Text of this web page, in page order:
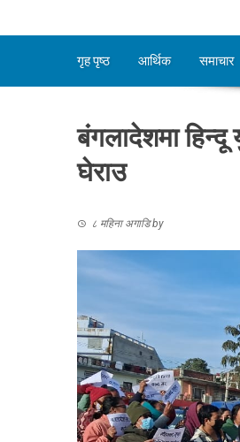
गृह पृष्ठ आर्थिक समाचार
बंगलादेशमा हिन्दू
घेराउ
८ महिना अगाडिby